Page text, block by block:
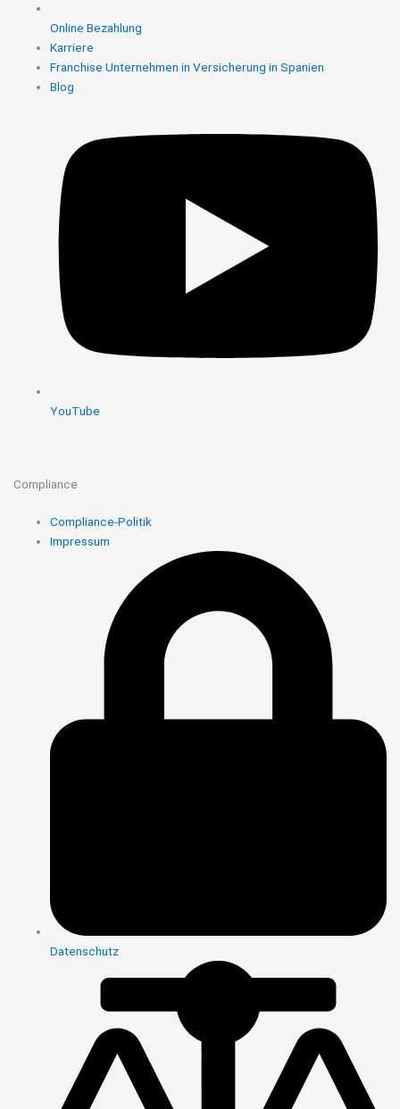
Online Bezahlung
Karriere
Franchise Unternehmen in Versicherung in Spanien
Blog
YouTube
Compliance
Compliance-Politik
Impressum
Datenschutz